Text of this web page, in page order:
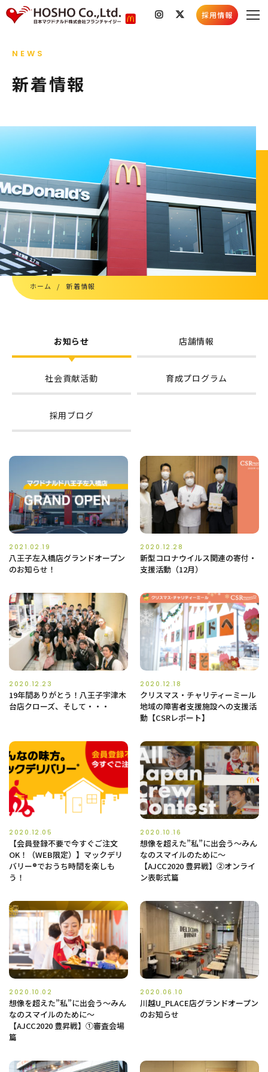
社会貢献活動
採用情報
5分でわかる豊昇
よくあるご質問
お知らせ
新卒募集要項
新卒採用エントリー
キャリア募集要項
高校生向け特設ページ
資料請求フォーム
職場体験・働き方相談会
社会貢献活動
育成プログラム
採用ブログ
採用情報
NEWS
新着情報
ホーム 新着情報
お知らせ 店舗情報
社会貢献活動 育成プログラム
採用ブログ
2021.02.19
八王子左入橋店グランドオープン
のお知らせ！
2020.12.28
新型コロナウイルス関連の寄付・
支援活動（12月）
2020.12.23
19年間ありがとう！八王子宇津木
台店クローズ、そして・・・
2020.12.18
クリスマス・チャリティーミール
地域の障害者支援施設への支援活
動【CSRレポート】
2020.12.05
【会員登録不要で今すぐご注文
OK！（WEB限定）】マックデリ
バリー®︎でおうち時間を楽しも
う！
2020.10.16
想像を超えた”私”に出会う〜みん
なのスマイルのために〜
【AJCC2020 豊昇戦】②オンライ
ン表彰式篇
2020.10.02
想像を超えた”私”に出会う〜みん
なのスマイルのために〜
【AJCC2020 豊昇戦】①審査会場
篇
2020.06.10
川越U_PLACE店グランドオープン
のお知らせ